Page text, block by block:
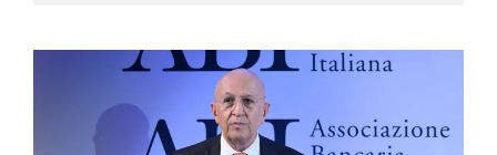
riguardano le novità nella disciplina internazionale e
nazionale, e forniscono informazioni su
eventuali consultazioni pubbliche e su pronunce di
particolare rilevanza emesse nell’esercizio
dell’attività giurisdizionale. In questo numero